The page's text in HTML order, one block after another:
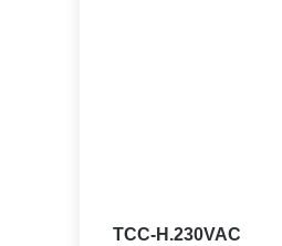
TCC-H.230VAC